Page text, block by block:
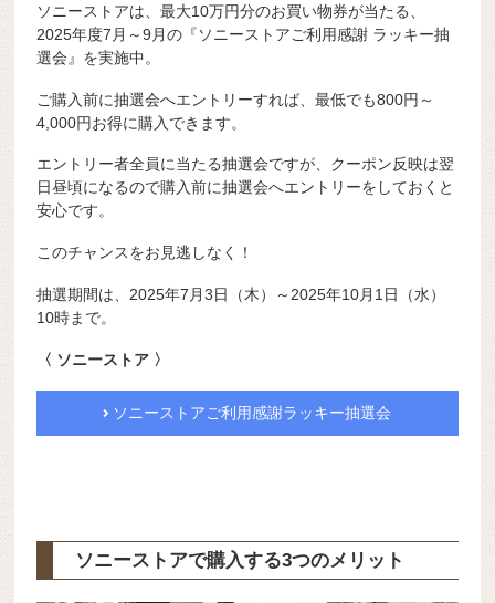
ソニーストアは、最大10万円分のお買い物券が当たる、
2025年度7月～9月の『ソニーストアご利用感謝 ラッキー抽
選会』を実施中。
ご購入前に抽選会へエントリーすれば、最低でも800円～
4,000円お得に購入できます。
エントリー者全員に当たる抽選会ですが、クーポン反映は翌
日昼頃になるので購入前に抽選会へエントリーをしておくと
安心です。
このチャンスをお見逃しなく！
抽選期間は、2025年7月3日（木）～2025年10月1日（水）
10時まで。
〈 ソニーストア 〉
ソニーストアご利用感謝ラッキー抽選会
ソニーストアで購入する3つのメリット